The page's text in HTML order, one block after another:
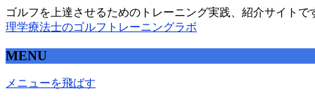
ゴルフを上達させるためのトレーニング実践、紹介サイトで
理学療法士のゴルフトレーニングラボ
MENU
メニューを飛ばす